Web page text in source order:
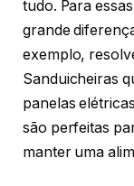
tudo. Para
grande
exemplo,
Sanduicheiras
panelas
são perfeitas
manter uma